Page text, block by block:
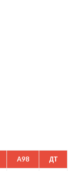
A98 ДТ